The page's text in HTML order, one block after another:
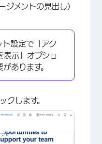
ジメントの見出し)
ト設定で「アク
表示」オプショ
あります。
クします。